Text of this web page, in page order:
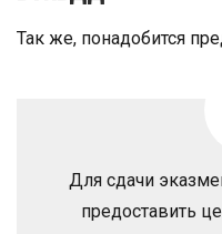
Так же, понадобится
Для сдачи
предоставить